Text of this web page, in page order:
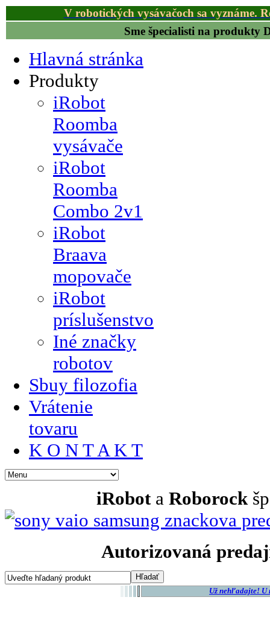
V robotických vysávačoch sa vyznáme.
Sme špecialisti na produkty
Hlavná stránka
Produkty
iRobot
Roomba
vysávače
iRobot
Roomba
Combo 2v1
iRobot
Braava
mopovače
iRobot
príslušenstvo
Iné značky
robotov
Sbuy filozofia
Vrátenie
tovaru
K O N T A K T
iRobot a Roborock
Autorizovaná
Už nehľadajte! U